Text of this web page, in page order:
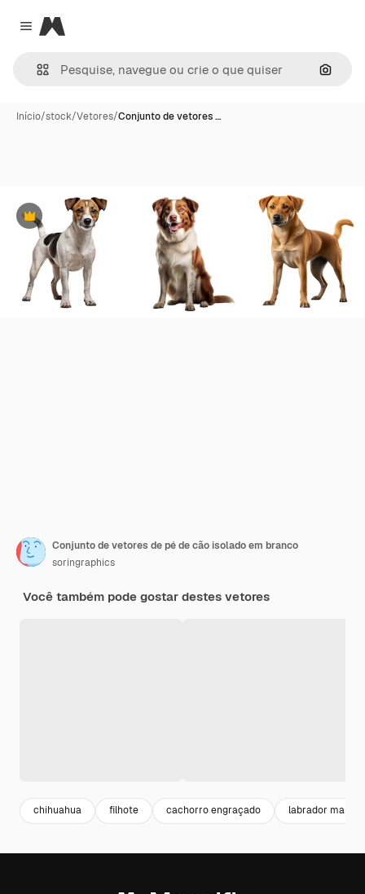
Close menu
Magnific
Início/stock/Vetores/Conjunto de vetores …
Premium
Conjunto de vetores de pé de cão isolado em branco
soringraphics
Você também pode gostar destes vetores
chihuahua filhote cachorro engraçado labrador